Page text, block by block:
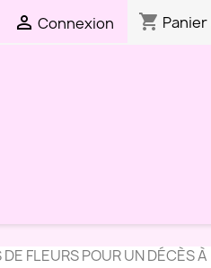
 Connexion shopping_cart Panier
FLEURS POUR UN DÉCÈS À